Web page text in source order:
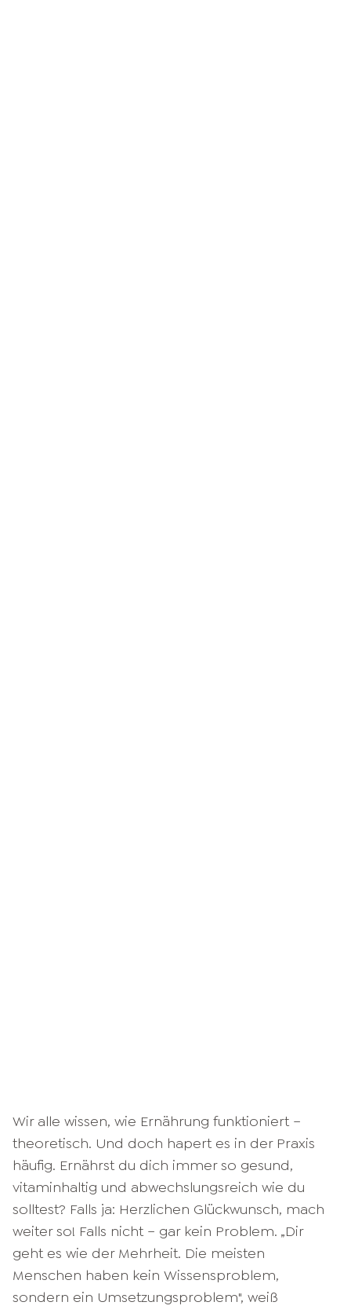
Wir alle wissen, wie Ernährung funktioniert –
theoretisch. Und doch hapert es in der Praxis
häufig. Ernährst du dich immer so gesund,
vitaminhaltig und abwechslungsreich wie du
solltest? Falls ja: Herzlichen Glückwunsch, mach
weiter so! Falls nicht – gar kein Problem. „Dir
geht es wie der Mehrheit. Die meisten
Menschen haben kein Wissensproblem,
sondern ein Umsetzungsproblem", weiß